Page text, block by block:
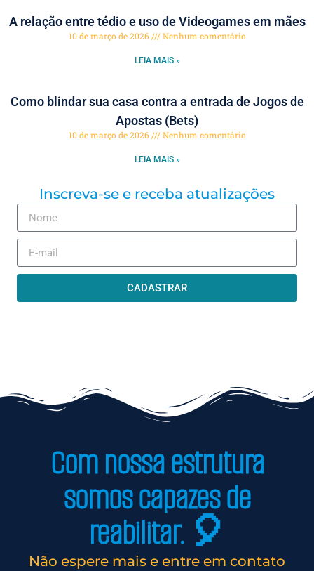
A relação entre tédio e uso de Videogames em mães
10 de março de 2026 Nenhum comentário
LEIA MAIS »
Como blindar sua casa contra a entrada de Jogos de
Apostas (Bets)
10 de março de 2026 Nenhum comentário
LEIA MAIS »
Inscreva-se e receba atualizações
CADASTRAR
Com nossa estrutura
somos capazes de
reabilitar. 🎈
Não espere mais e entre em contato